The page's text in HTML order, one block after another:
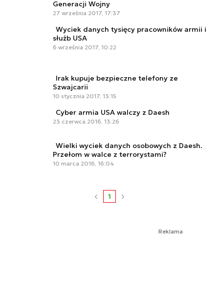
Generacji Wojny
27 września 2017, 17:37
Wyciek danych tysięcy pracowników armii i
służb USA
6 września 2017, 10:22
Irak kupuje bezpieczne telefony ze
Szwajcarii
10 stycznia 2017, 13:15
Cyber armia USA walczy z Daesh
23 czerwca 2016, 13:26
Wielki wyciek danych osobowych z Daesh.
Przełom w walce z terrorystami?
10 marca 2016, 16:04
1
Reklama